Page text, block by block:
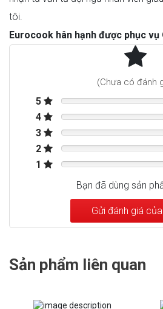
tôi.
Eurocook hân hạnh được phục vụ
Trọng lượng (kg) 45,1kg
Độ sâu (mm) 566mm
Chiều cao (mm)
596mm
Ghi chú Chiều sâu
Mô tả màu hoàn thiện Kính
(Chưa có đánh
5
4
3
2
1
Bạn đã dùng sản
Gửi đánh giá
Sản phẩm liên quan